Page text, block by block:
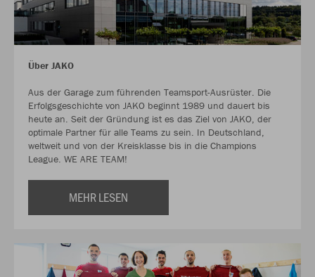
Über JAKO
Aus der Garage zum führenden Teamsport-Ausrüster. Die
Erfolgsgeschichte von JAKO beginnt 1989 und dauert bis
heute an. Seit der Gründung ist es das Ziel von JAKO, der
optimale Partner für alle Teams zu sein. In Deutschland,
weltweit und von der Kreisklasse bis in die Champions
League. WE ARE TEAM!
MEHR LESEN